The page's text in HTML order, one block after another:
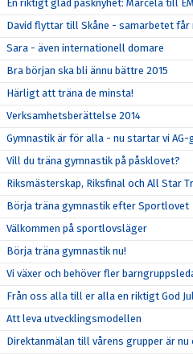
En riktigt glad påsknyhet: Marcela till
David flyttar till Skåne - samarbetet får
Sara - även internationell domare
Bra början ska bli ännu bättre 2015
Härligt att träna de minsta!
Verksamhetsberättelse 2014
Gymnastik är för alla - nu startar vi AG-
Vill du träna gymnastik på påsklovet?
Riksmästerskap, Riksfinal och All Star
Börja träna gymnastik efter Sportlovet
Välkommen på sportlovsläger
Börja träna gymnastik nu!
Vi växer och behöver fler
Från oss alla till er alla en riktigt God
Att leva utvecklingsmodellen
Direktanmälan till vårens grupper är nu